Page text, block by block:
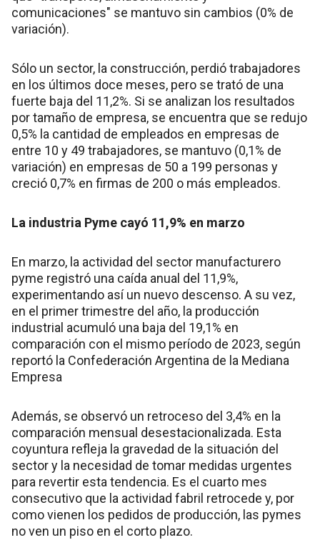
comunicaciones" se mantuvo sin cambios (0% de
variación).
Sólo un sector, la construcción, perdió trabajadores
en los últimos doce meses, pero se trató de una
fuerte baja del 11,2%. Si se analizan los resultados
por tamaño de empresa, se encuentra que se redujo
0,5% la cantidad de empleados en empresas de
entre 10 y 49 trabajadores, se mantuvo (0,1% de
variación) en empresas de 50 a 199 personas y
creció 0,7% en firmas de 200 o más empleados.
La industria Pyme cayó 11,9% en marzo
En marzo, la actividad del sector manufacturero
pyme registró una caída anual del 11,9%,
experimentando así un nuevo descenso. A su vez,
en el primer trimestre del año, la producción
industrial acumuló una baja del 19,1% en
comparación con el mismo período de 2023, según
reportó la Confederación Argentina de la Mediana
Empresa
Además, se observó un retroceso del 3,4% en la
comparación mensual desestacionalizada. Esta
coyuntura refleja la gravedad de la situación del
sector y la necesidad de tomar medidas urgentes
para revertir esta tendencia. Es el cuarto mes
consecutivo que la actividad fabril retrocede y, por
como vienen los pedidos de producción, las pymes
no ven un piso en el corto plazo.